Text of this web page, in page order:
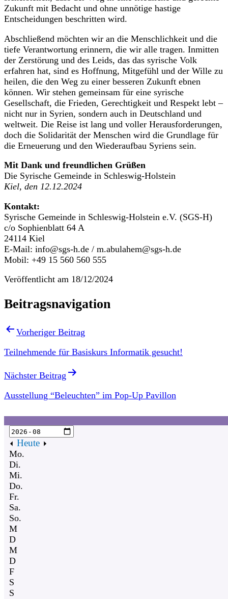
Zukunft mit Bedacht und ohne unnötige hastige
Entscheidungen beschritten wird.
Abschließend möchten wir an die Menschlichkeit und die
tiefe Verantwortung erinnern, die wir alle tragen. Inmitten
der Zerstörung und des Leids, das das syrische Volk
erfahren hat, sind es Hoffnung, Mitgefühl und der Wille zu
heilen, die den Weg zu einer besseren Zukunft ebnen
können. Wir stehen gemeinsam für eine syrische
Gesellschaft, die Frieden, Gerechtigkeit und Respekt lebt –
nicht nur in Syrien, sondern auch in Deutschland und
weltweit. Die Reise ist lang und voller Herausforderungen,
doch die Solidarität der Menschen wird die Grundlage für
die Erneuerung und den Wiederaufbau Syriens sein.
Mit Dank und freundlichen Grüßen
Die Syrische Gemeinde in Schleswig-Holstein
Kiel, den 12.12.2024
Kontakt:
Syrische Gemeinde in Schleswig-Holstein e.V. (SGS-H)
c/o Sophienblatt 64 A
24114 Kiel
E-Mail: info@sgs-h.de / m.abulahem@sgs-h.de
Mobil: +49 15 560 560 555
Veröffentlicht am 18/12/2024
Beitragsnavigation
Vorheriger Beitrag
Teilnehmende für Basiskurs Informatik gesucht!
Nächster Beitrag
Ausstellung “Beleuchten” im Pop-Up Pavillon
Heute
Mo.
Di.
Mi.
Do.
Fr.
Sa.
So.
M
D
M
D
F
S
S